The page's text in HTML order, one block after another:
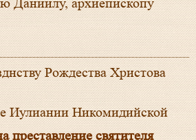
Иулиании Никомидийской